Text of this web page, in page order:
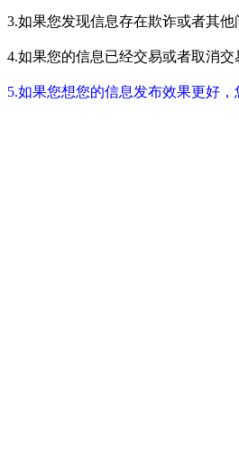
3.如果您发现信息存在欺诈或者其
4.如果您的信息已经交易或者取消
5.如果您想您的信息发布效果更好